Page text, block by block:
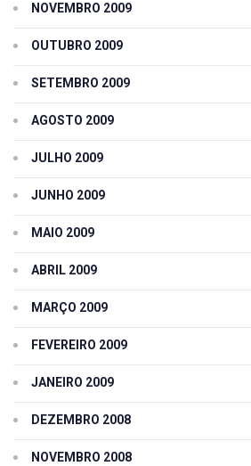
NOVEMBRO 2009
OUTUBRO 2009
SETEMBRO 2009
AGOSTO 2009
JULHO 2009
JUNHO 2009
MAIO 2009
ABRIL 2009
MARÇO 2009
FEVEREIRO 2009
JANEIRO 2009
DEZEMBRO 2008
NOVEMBRO 2008